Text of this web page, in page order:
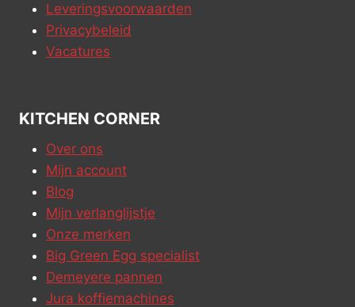
Leveringsvoorwaarden
Privacybeleid
Vacatures
KITCHEN CORNER
Over ons
Mijn account
Blog
Mijn verlanglijstje
Onze merken
Big Green Egg specialist
Demeyere pannen
Jura koffiemachines